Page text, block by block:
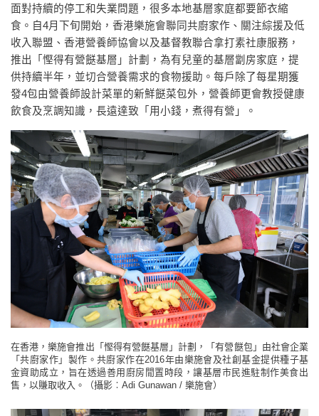
面對持續的停工和失業問題，很多本地基層家庭都要節衣縮
食。自4月下旬開始，香港樂施會聯同共廚家作、關注綜援及低
收入聯盟、香港營養師協會以及基督教聯合拿打素社康服務，
推出「慳得有營餸基層」計劃，為有兒童的基層劏房家庭，提
供持續半年，並切合營養需求的食物援助。每戶除了每星期獲
發4包由營養師設計菜單的新鮮餸菜包外，營養師更會教授健康
飲食及烹調知識，長遠達致「用小錢，煮得有營」。
在香港，樂施會推出「慳得有營餸基層」計劃，「有營餸包」由社會企業
「共廚家作」製作。共廚家作在2016年由樂施會及社創基金提供種子基
金資助成立，旨在透過善用廚房閒置時段，讓基層市民進駐制作美食出
售，以賺取收入。（攝影︰Adi Gunawan / 樂施會）